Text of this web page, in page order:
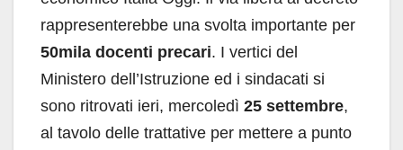
rappresenterebbe una svolta importante per
50mila docenti precari. I vertici del
Ministero dell’Istruzione ed i sindacati si
sono ritrovati ieri, mercoledì 25 settembre,
al tavolo delle trattative per mettere a punto